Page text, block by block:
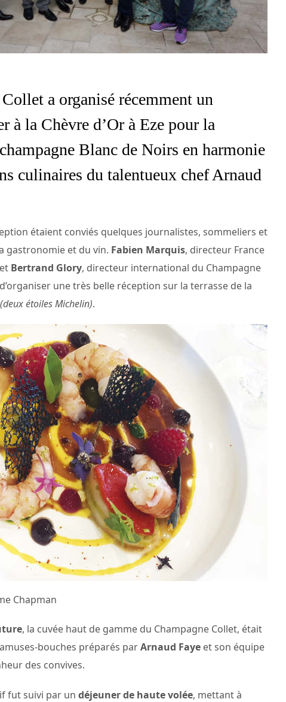
a organisé récemment un
à la Chèvre d’Or à Eze pour la
Blanc de Noirs en harmonie
culinaires du talentueux chef Arnaud
étaient conviés quelques journalistes, sommeliers et
gastronomie et du vin. Fabien Marquis, directeur France
Bertrand Glory, directeur international du Champagne
une très belle réception sur la terrasse de la
(deux étoiles Michelin).
Chapman
, la cuvée haut de gamme du Champagne Collet, était
bouches préparés parArnaud Faye et son équipe
des convives.
fut suivi par un déjeuner de haute volée, mettant à